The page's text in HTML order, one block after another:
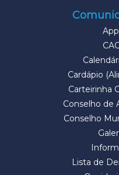
Cardápio
Carteirinha
Conselho de
Conselho
Lista de